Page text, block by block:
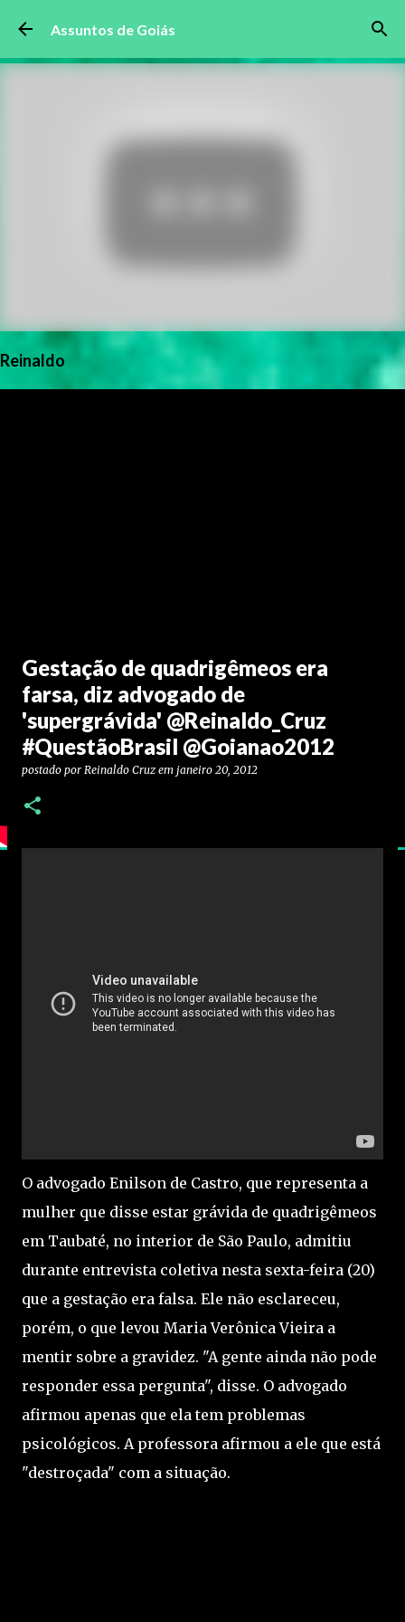
Pular para o conteúdo principal
Assuntos de Goiás
Reinaldo
Gestação de quadrigêmeos era
farsa, diz advogado de
'supergrávida' @Reinaldo_Cruz
#QuestãoBrasil @Goianao2012
postado por Reinaldo Cruz em janeiro 20, 2012
O advogado Enilson de Castro, que representa a
mulher que disse estar grávida de quadrigêmeos
em Taubaté, no interior de São Paulo, admitiu
durante entrevista coletiva nesta sexta-feira (20)
que a gestação era falsa. Ele não esclareceu,
porém, o que levou Maria Verônica Vieira a
mentir sobre a gravidez. "A gente ainda não pode
responder essa pergunta", disse. O advogado
afirmou apenas que ela tem problemas
psicológicos. A professora afirmou a ele que está
"destroçada" com a situação.